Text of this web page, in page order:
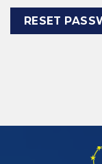
RESET